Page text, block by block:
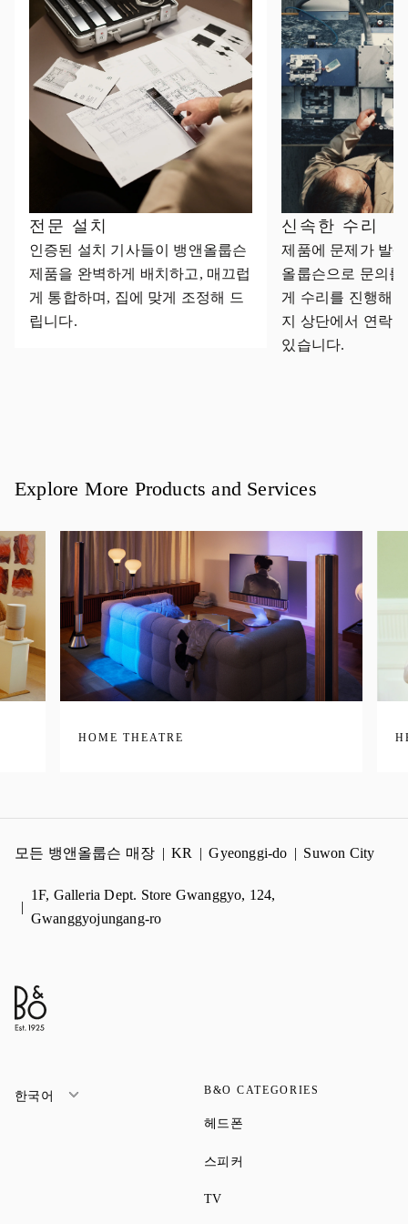
전문 설치
인증된 설치 기사들이 뱅앤올룹슨
제품을 완벽하게 배치하고, 매끄럽
게 통합하며, 집에 맞게 조정해 드
립니다.
신속한 수리
제품에 문제가 발
올룹슨으로 문의
게 수리를 진행해
지 상단에서 연락
있습니다.
Explore More Products and Services
HOME THEATRE
모든 뱅앤올룹슨 매장 KR Gyeonggi-do Suwon City
1F, Galleria Dept. Store Gwanggyo, 124,
Gwanggyojungang-ro
한국어 B&O CATEGORIES
헤드폰
스피커
TVLink Opens in New Tab